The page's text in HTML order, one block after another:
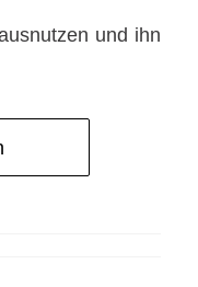
und ihn